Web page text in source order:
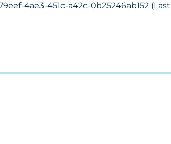
4ae3-451c-a42c-0b25246ab152